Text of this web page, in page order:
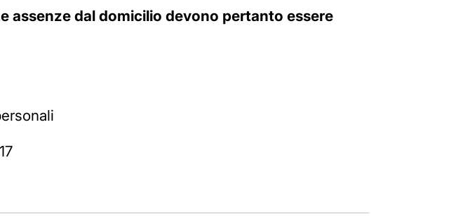
assenze dal domicilio devono pertanto essere